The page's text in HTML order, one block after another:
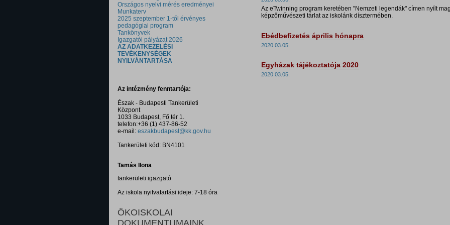
Országos nyelvi mérés eredményei
Munkaterv
2025 szeptember 1-től érvényes
pedagógiai program
Tankönyvek
Igazgatói pályázat 2026
AZ ADATKEZELÉSI
TEVÉKENYSÉGEK
NYILVÁNTARTÁSA
Az intézmény fenntartója:
Észak - Budapesti Tankerületi
Központ
1033 Budapest, Fő tér 1.
telefon:+36 (1) 437-86-52
e-mail: eszakbudapest@kk.gov.hu
Tankerületi kód: BN4101
Tamás Ilona
tankerületi igazgató
Az iskola nyitvatartási ideje: 7-18 óra
ÖKOISKOLAI
DOKUMENTUMAINK
Az eTwinning program keretében "Nemzeti legendák" címen nyílt
képzőművészeti tárlat az iskolánk dísztermében.
Ebédbefizetés április hónapra
2020.03.05.
Egyházak tájékoztatója 2020
2020.03.05.